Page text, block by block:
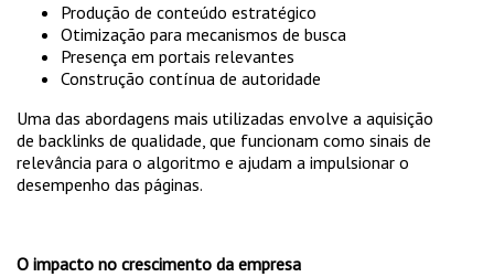
Produção de conteúdo estratégico
Otimização para mecanismos de busca
Presença em portais relevantes
Construção contínua de autoridade
Uma das abordagens mais utilizadas envolve a aquisição
de backlinks de qualidade, que funcionam como sinais de
relevância para o algoritmo e ajudam a impulsionar o
desempenho das páginas.
O impacto no crescimento da empresa